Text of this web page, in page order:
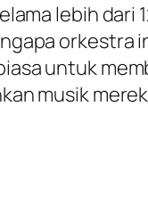
lebih dari
orkestra
untuk
musik